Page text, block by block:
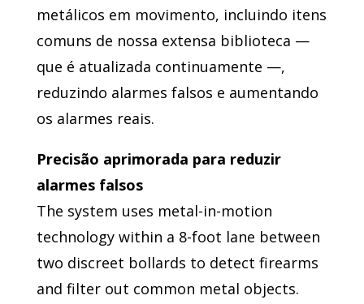
metálicos em movimento, incluindo itens
comuns de nossa extensa biblioteca —
que é atualizada continuamente —,
reduzindo alarmes falsos e aumentando
os alarmes reais.
Precisão aprimorada para reduzir
alarmes falsos
The system uses metal-in-motion
technology within a 8-foot lane between
two discreet bollards to detect firearms
and filter out common metal objects.